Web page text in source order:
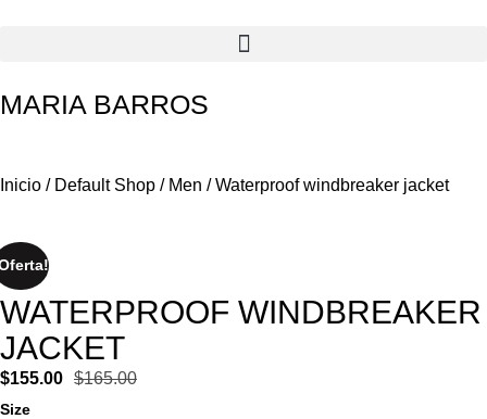
MARIA BARROS
Inicio / Default Shop / Men / Waterproof windbreaker jacket
WATERPROOF WINDBREAKER
JACKET
$165.00
$155.00
Size